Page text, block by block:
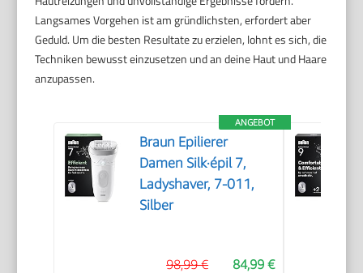
Langsames Vorgehen ist am gründlichsten, erfordert aber
Geduld. Um die besten Resultate zu erzielen, lohnt es sich, die
Techniken bewusst einzusetzen und an deine Haut und Haare
anzupassen.
ANGEBOT
Braun Epilierer
Damen Silk·épil 7,
Ladyshaver, 7-011,
Silber
84,99 €
98,99 €